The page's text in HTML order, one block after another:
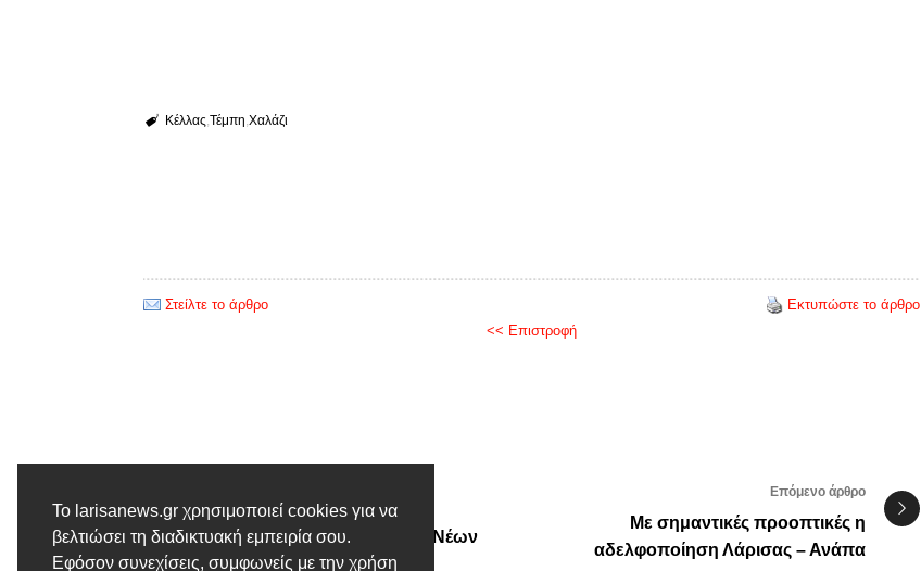
Το larisanews.gr χρησιμοποιεί cookies για να
βελτιώσει τη διαδικτυακή εμπειρία σου.
Εφόσον συνεχίσεις, συμφωνείς με την χρήση
Κέλλας Τέμπη Χαλάζι
Στείλτε το άρθρο
Εκτυπώστε το άρθρο
<< Επιστροφή
Συνεχίζονται οι εργασίες στο
δημοτικό κτίριο της Τ.Κ. των Νέων
Καρυών
Επόμενο άρθρο
Με σημαντικές προοπτικές η
αδελφοποίηση Λάρισας – Ανάπα